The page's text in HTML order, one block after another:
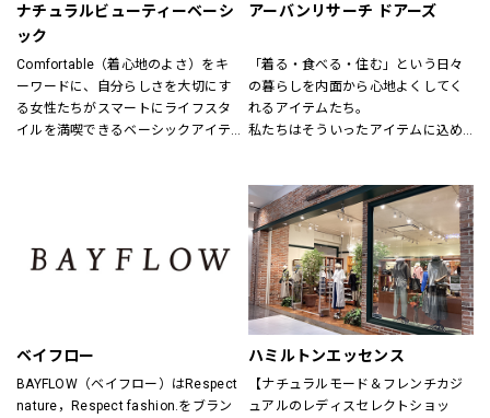
礼服、喪服、パーティードレス、ロ
ングドレス、ブライダルドレス、セ
レモニースーツ、アクセサリー等、
フォーマルアイテムをトータルコー
ディネートで提案させていただきま
す。
ナチュラルビューティーベーシ
ック
Comfortable（着心地のよさ）をキ
ーワードに、自分らしさを大切にす
る女性たちがスマートにライフスタ
イルを満喫できるベーシックアイテ
アーバンリサーチ ドアーズ
「着る・食べる・住む」という日々
の暮らしを内面から心地よくしてく
れるアイテムたち。
私たちはそういったアイテムに込め
「新しい価値観へのドア」を開く案
内役として、日々の暮らしの中で大
切なものを一緒に見つけていきたい
と考えています。
あなたらしいスタイル、あなたにと
ってのベーシックを、DOORSへ探し
にきてください。
ベイフロー
BAYFLOW（ベイフロー）はRespect
nature，Respect fashion.をブラン
ハミルトンエッセンス
【ナチュラルモード＆フレンチカジ
ュアルのレディスセレクトショッ